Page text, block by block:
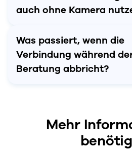
auch ohne Kamera
Was passiert, wenn die
Verbindung während
Beratung abbricht?
Mehr